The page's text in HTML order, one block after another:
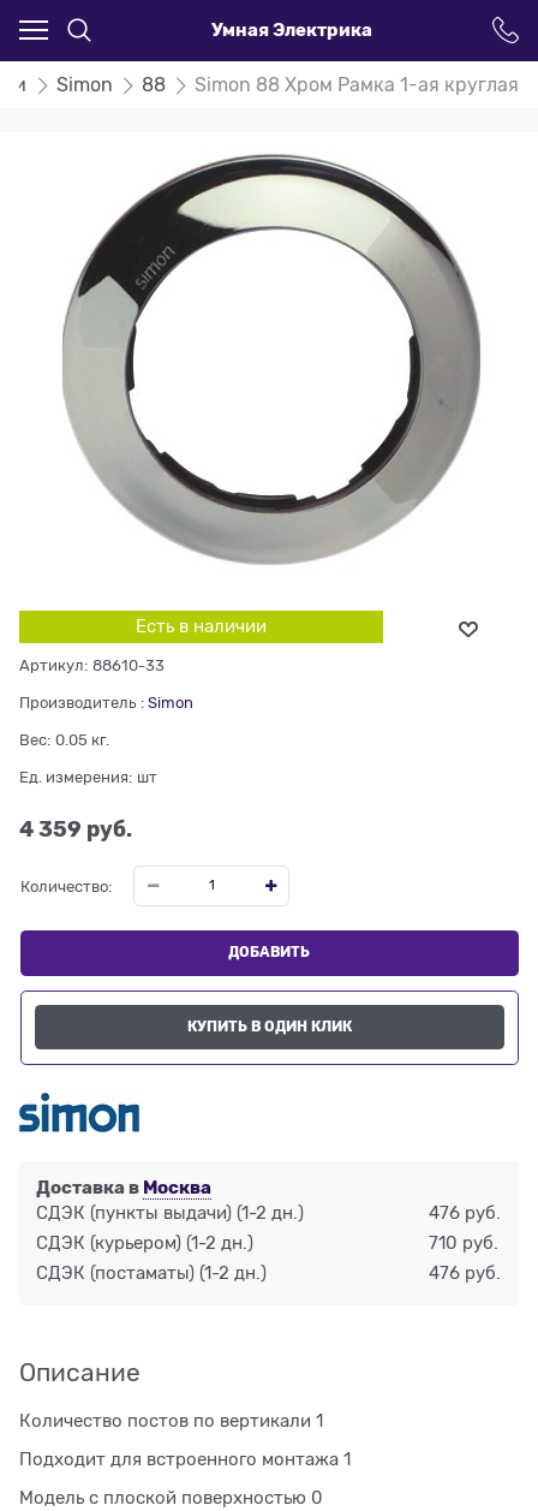
Умная Электрика
Simon 88 Simon 88 Хром Рамка 1-ая круглая
Есть в наличии
Артикул: 88610-33
Производитель : Simon
Вес: 0.05 кг.
Ед. измерения: шт
4 359 руб.
Количество:
ДОБАВИТЬ
КУПИТЬ В ОДИН КЛИК
Доставка в Москва
СДЭК (пункты выдачи) (1-2 дн.)
476 руб.
СДЭК (курьером) (1-2 дн.)
710 руб.
СДЭК (постаматы) (1-2 дн.) 476 руб.
Описание
Количество постов по вертикали 1
Подходит для встроенного монтажа 1
Модель с плоской поверхностью 0